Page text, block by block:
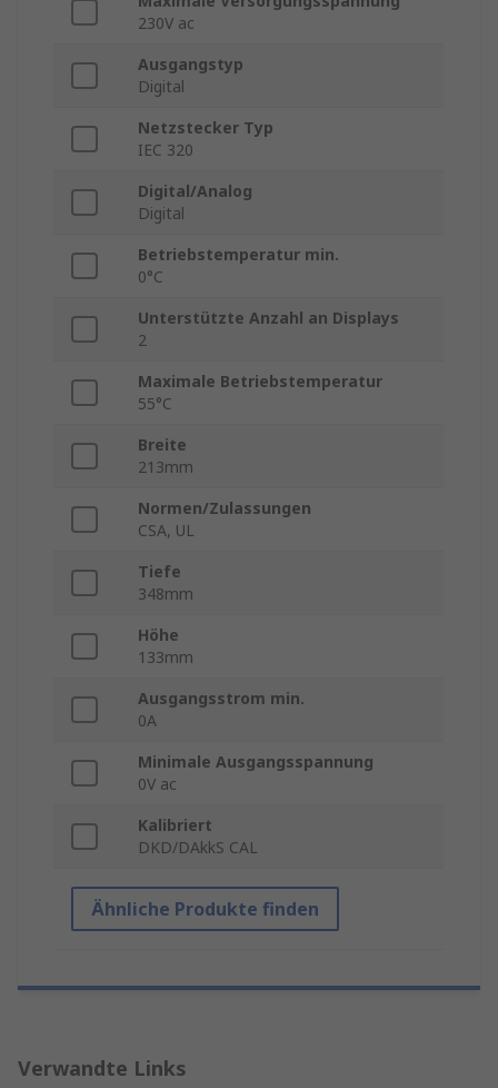
230V ac
Ausgangstyp
Digital
Netzstecker Typ
IEC 320
Digital/Analog
Digital
Betriebstemperatur min.
0°C
Unterstützte Anzahl an Displays
2
Maximale Betriebstemperatur
55°C
Breite
213mm
Normen/Zulassungen
CSA, UL
Tiefe
348mm
Höhe
133mm
Ausgangsstrom min.
0A
Minimale Ausgangsspannung
0V ac
Kalibriert
DKD/DAkkS CAL
Ähnliche Produkte finden
Verwandte Links